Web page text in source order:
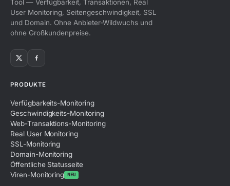
Tool — Verfügbarkeit, Transaktionen, Real
User Monitoring, Seitengeschwindigkeit, SSL
und Domain. Ohne Anbieter-Wildwuchs und
ohne Großkundenpreise.
PRODUKTE
Verfügbarkeits-Monitoring
Geschwindigkeits-Monitoring
Web-Transaktions-Monitoring
Real User Monitoring
SSL-Monitoring
Domain-Monitoring
Öffentliche Statusseite
Viren-Monitoring NEU